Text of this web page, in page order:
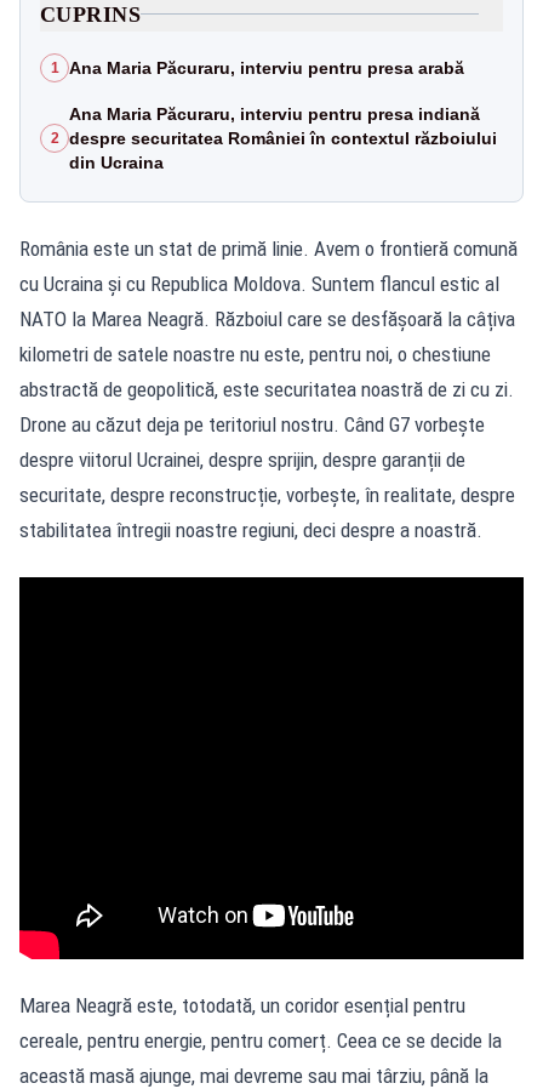
CUPRINS
1 Ana Maria Păcuraru, interviu pentru presa arabă
2
Ana Maria Păcuraru, interviu pentru presa indiană
despre securitatea României în contextul războiului
din Ucraina
România este un stat de primă linie. Avem o frontieră comună
cu Ucraina și cu Republica Moldova. Suntem flancul estic al
NATO la Marea Neagră. Războiul care se desfășoară la câțiva
kilometri de satele noastre nu este, pentru noi, o chestiune
abstractă de geopolitică, este securitatea noastră de zi cu zi.
Drone au căzut deja pe teritoriul nostru. Când G7 vorbește
despre viitorul Ucrainei, despre sprijin, despre garanții de
securitate, despre reconstrucție, vorbește, în realitate, despre
stabilitatea întregii noastre regiuni, deci despre a noastră.
Marea Neagră este, totodată, un coridor esențial pentru
cereale, pentru energie, pentru comerț. Ceea ce se decide la
această masă ajunge, mai devreme sau mai târziu, până la